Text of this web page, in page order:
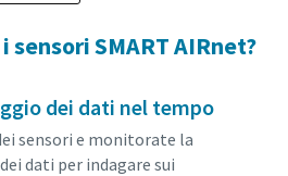
sensori SMART AIRnet?
dei dati nel tempo
sensori e monitorate la
dati per indagare sui